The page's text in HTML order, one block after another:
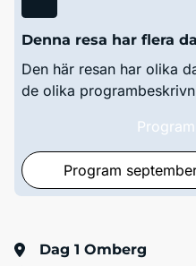
Denna resa har flera
Den här resan har olika
de olika
Program
Dag 1 Omberg